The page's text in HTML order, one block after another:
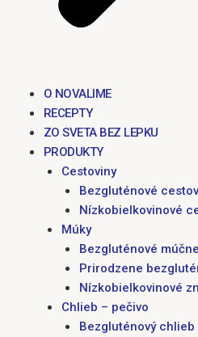
O NOVALIME
RECEPTY
ZO SVETA BEZ LEPKU
PRODUKTY
Cestoviny
Bezgluténové
Nízkobielkovinové
Múky
Bezgluténové
Prirodzene
Nízkobielkovinové
Chlieb – pečivo
Bezgluténový chlieb